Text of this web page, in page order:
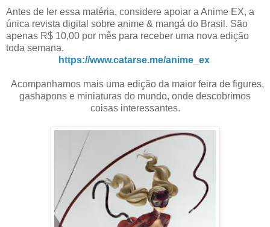
Antes de ler essa matéria, considere apoiar a Anime EX, a
única revista digital sobre anime & mangá do Brasil. São
apenas R$ 10,00 por mês para receber uma nova edição
toda semana.
https://www.catarse.me/anime_ex
Acompanhamos mais uma edição da maior feira de figures,
gashapons e miniaturas do mundo, onde descobrimos
coisas interessantes.